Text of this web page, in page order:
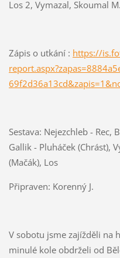
Los 2, Vymazal, Skoumal M.
Zápis o utkání : https://
Sestava: Nejezchleb - Rec,
Gallik - Pluháček (Chrást),
(Mačák), Los
Připraven: Korenný J.
V sobotu jsme zajížděli na
minulé kole obdrželi od